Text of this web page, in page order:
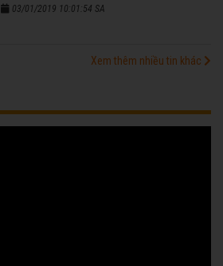
03/01/2019 10:01:54 SA
Xem thêm nhiều tin khác